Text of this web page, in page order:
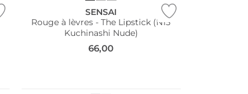
SENSAI
Rouge à lèvres - The Lipstick (N15
Kuchinashi Nude)
66,00